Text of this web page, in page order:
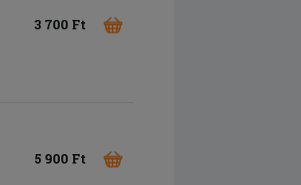
3 700 Ft
5 900 Ft